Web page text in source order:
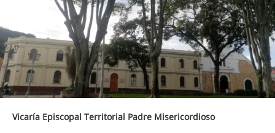
Vicaría Episcopal Territorial Padre Misericordioso